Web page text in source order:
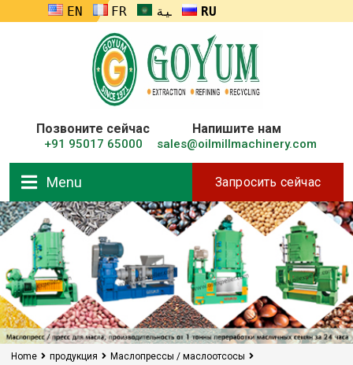
ENGLISHFRANÇAISالعربيةRUSSIA
Позвоните сейчас
+91 95017 65000
Напишите нам
sales@oilmillmachinery.com
Menu Запросить сейчас
Home продукция
Маслопрессы / маслоотсосы